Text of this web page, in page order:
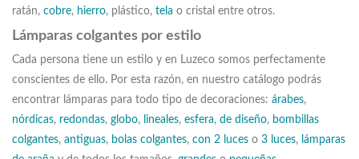
ratán, cobre, hierro, plástico, tela o cristal entre otros.
Lámparas colgantes por estilo
Cada persona tiene un estilo y en Luzeco somos perfectamente
conscientes de ello. Por esta razón, en nuestro catálogo podrás
encontrar lámparas para todo tipo de decoraciones: árabes,
nórdicas, redondas, globo, lineales, esfera, de diseño, bombillas
colgantes, antiguas, bolas colgantes, con 2 luces o 3 luces, lámparas